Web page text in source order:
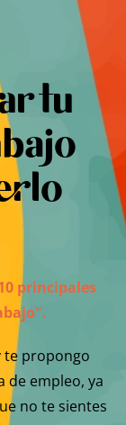
tu
principales
te propongo
de empleo, ya
no te sientes